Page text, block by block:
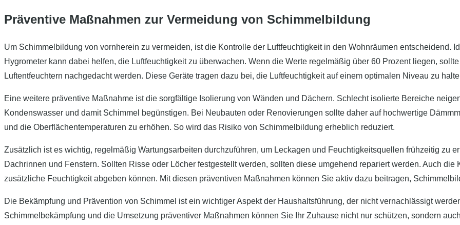
Präventive Maßnahmen zur Vermeidung von Schimmelbildung
Um Schimmelbildung von vornherein zu vermeiden, ist die Kontrolle der Luftfeuchtigkeit in den Wohnräumen entscheidend.
Hygrometer kann dabei helfen, die Luftfeuchtigkeit zu überwachen. Wenn die Werte regelmäßig über 60 Prozent liegen,
Luftentfeuchtern nachgedacht werden. Diese Geräte tragen dazu bei, die Luftfeuchtigkeit auf einem optimalen Niveau zu
Eine weitere präventive Maßnahme ist die sorgfältige Isolierung von Wänden und Dächern. Schlecht isolierte Bereiche
Kondenswasser und damit Schimmel begünstigen. Bei Neubauten oder Renovierungen sollte daher auf hochwertige
und die Oberflächentemperaturen zu erhöhen. So wird das Risiko von Schimmelbildung erheblich reduziert.
Zusätzlich ist es wichtig, regelmäßig Wartungsarbeiten durchzuführen, um Leckagen und Feuchtigkeitsquellen frühzeitig zu
Dachrinnen und Fenstern. Sollten Risse oder Löcher festgestellt werden, sollten diese umgehend repariert werden. Auch
zusätzliche Feuchtigkeit abgeben können. Mit diesen präventiven Maßnahmen können Sie aktiv dazu beitragen,
Die Bekämpfung und Prävention von Schimmel ist ein wichtiger Aspekt der Haushaltsführung, der nicht vernachlässigt
Schimmelbekämpfung und die Umsetzung präventiver Maßnahmen können Sie Ihr Zuhause nicht nur schützen, sondern